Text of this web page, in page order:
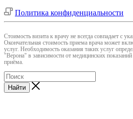
Политика конфиденциальности
Cтоимость визита к врачу не всегда совпадает с
Окончательная стоимость приема врача может
услуг. Необходимость оказания таких услуг
"Верона" в зависимости от медицинских
приёма.
Найти